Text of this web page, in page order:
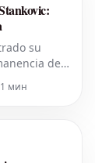
su
de
filas. El club
de
Esta
1 мин